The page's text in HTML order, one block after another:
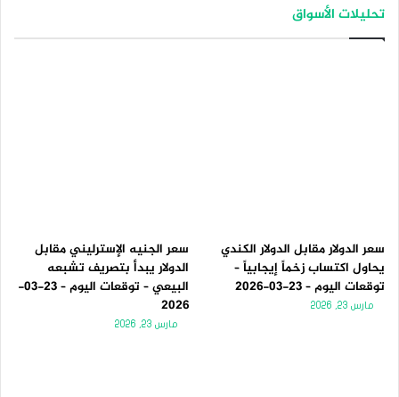
تحليلات الأسواق
سعر الدولار مقابل الدولار الكندي
يحاول اكتساب زخماً إيجابياً –
توقعات اليوم – 23-03-2026
مارس 23, 2026
سعر الجنيه الإسترليني مقابل
الدولار يبدأ بتصريف تشبعه
البيعي – توقعات اليوم – 23-03-
2026
مارس 23, 2026